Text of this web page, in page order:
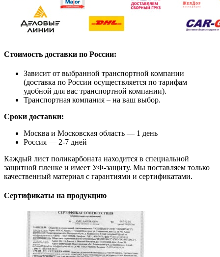
Стоимость доставки по России:
Зависит от выбранной транспортной компании
(доставка по России осуществляется по тарифам
удобной для вас транспортной компании).
Транспортная компания – на ваш выбор.
Сроки доставки:
Москва и Московская область — 1 день
Россия — 2-7 дней
Каждый лист поликарбоната находится в специальной
защитной пленке и имеет УФ-защиту. Мы поставляем только
качественный материал с гарантиями и сертификатами.
Сертификаты на продукцию